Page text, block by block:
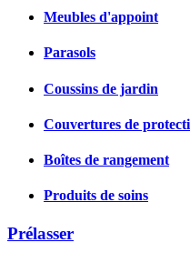
Meubles d'appoint
Parasols
Coussins de jardin
Couvertures de
Boîtes de rangement
Produits de soins
Prélasser